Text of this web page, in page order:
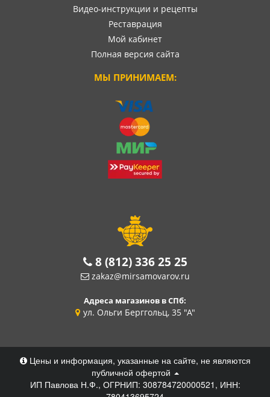
Видео-инструкции и рецепты
Реставрация
Мой кабинет
Полная версия сайта
МЫ ПРИНИМАЕМ:
8 (812) 336 25 25
zakaz@mirsamovarov.ru
Адреса магазинов в СПб:
ул. Ольги Берггольц, 35 "А"
Цены и информация, указанные на сайте, не являются
публичной офертой
ИП Павлова Н.Ф., ОГРНИП: 308784720000521, ИНН: